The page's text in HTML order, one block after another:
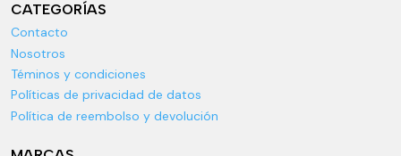
CATEGORÍAS
Contacto
Nosotros
Téminos y condiciones
Políticas de privacidad de datos
Política de reembolso y devolución